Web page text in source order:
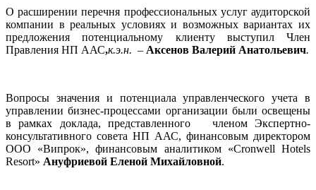
О расширении перечня профессиональных услуг аудиторской
компании в реальных условиях и возможных вариантах их
предложения потенциальному клиенту выступил Член
Правления НП ААС,к.э.н. – Аксенов Валерий Анатольевич.
Вопросы значения и потенциала управленческого учета в
управлении бизнес-процессами организации были освещены
в рамках доклада, представленного членом Экспертно-
консультативного совета НП ААС, финансовым директором
ООО «Випрок», финансовым аналитиком «Cronwell Hotels
Resort» Ануфриевой Еленой Михайловной.